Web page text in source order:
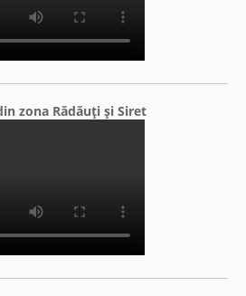
zona Rădăuţi şi Siret